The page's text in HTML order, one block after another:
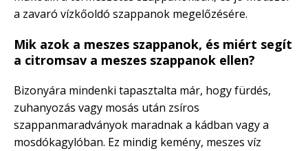
a zavaró vízkőoldó szappanok megelőzésére.
Mik azok a meszes szappanok, és miért segít
a citromsav a meszes szappanok ellen?
Bizonyára mindenki tapasztalta már, hogy fürdés,
zuhanyozás vagy mosás után zsíros
szappanmaradványok maradnak a kádban vagy a
mosdókagylóban. Ez mindig kemény, meszes víz